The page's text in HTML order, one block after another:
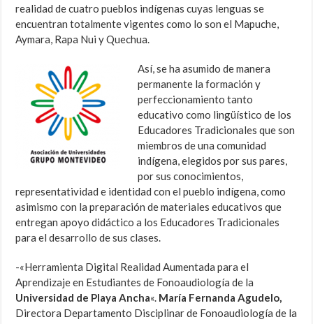
realidad de cuatro pueblos indígenas cuyas lenguas se
encuentran totalmente vigentes como lo son el Mapuche,
Aymara, Rapa Nui y Quechua.
Así, se ha asumido de manera
permanente la formación y
perfeccionamiento tanto
educativo como lingüístico de los
Educadores Tradicionales que son
miembros de una comunidad
indígena, elegidos por sus pares,
por sus conocimientos,
representatividad e identidad con el pueblo indígena, como
asimismo con la preparación de materiales educativos que
entregan apoyo didáctico a los Educadores Tradicionales
para el desarrollo de sus clases.
-«Herramienta Digital Realidad Aumentada para el
Aprendizaje en Estudiantes de Fonoaudiología de la
Universidad de Playa Ancha«. María Fernanda Agudelo,
Directora Departamento Disciplinar de Fonoaudiología de la